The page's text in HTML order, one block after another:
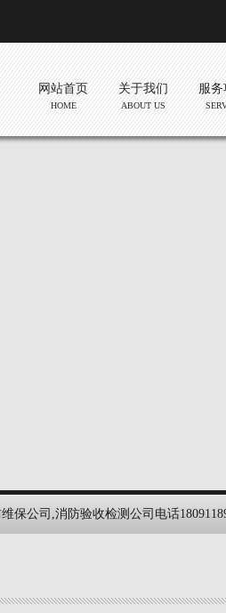
网站首页
HOME
关于我们
ABOUT US
服务
保公司,消防验收检测公司电话